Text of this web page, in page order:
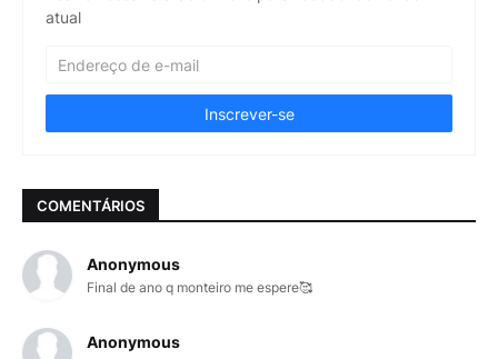
atual
COMENTÁRIOS
Anonymous
Final de ano q monteiro me espere🥰
Anonymous